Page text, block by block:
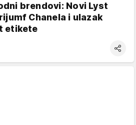
brendovi: Novi Lyst
Chanela i ulazak
etikete